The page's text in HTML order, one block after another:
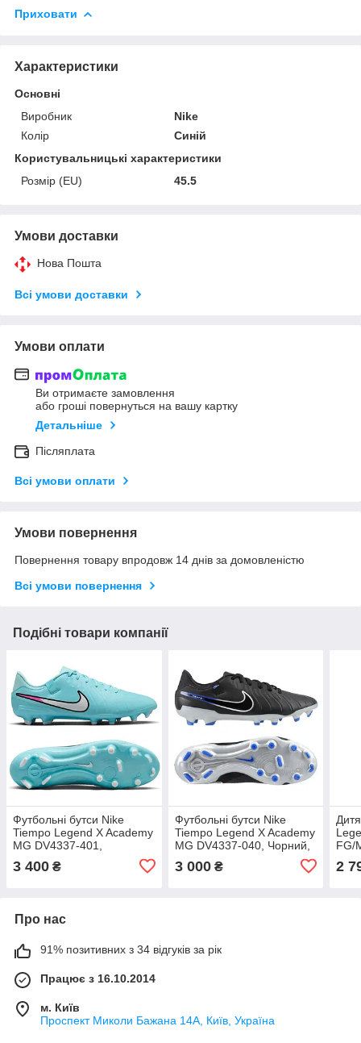
Приховати
Характеристики
Основні
Виробник
Nike
Колір
Синій
Користувальницькі характеристики
Розмір (EU)
45.5
Умови доставки
Нова Пошта
Всі умови доставки
Умови оплати
Ви отримаєте замовлення
або гроші повернуться на вашу картку
Детальніше
Післяплата
Всі умови оплати
Умови повернення
Повернення товару впродовж 14 днів за домовленістю
Всі умови повернення
Подібні товари компанії
Футбольні бутси Nike
Tiempo Legend X Academy
MG DV4337-401,
Блакитний, Розмір (EU) —
45.5
3 400 ₴
Футбольні бутси Nike
Tiempo Legend X Academy
MG DV4337-040, Чорний,
3 000₴
FG/
2
Про нас
91% позитивних з 34 відгуків за рік
Працює з 16.10.2014
м. Київ
Проспект Миколи Бажана 14А, Київ, Україна